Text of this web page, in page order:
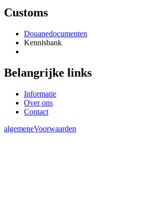
Customs
Douanedocumenten
Kennisbank
Belangrijke links
Informatie
Over ons
Contact
algemeneVoorwaarden